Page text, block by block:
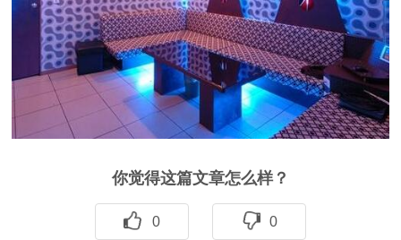
你觉得这篇文章怎么样？
0 0